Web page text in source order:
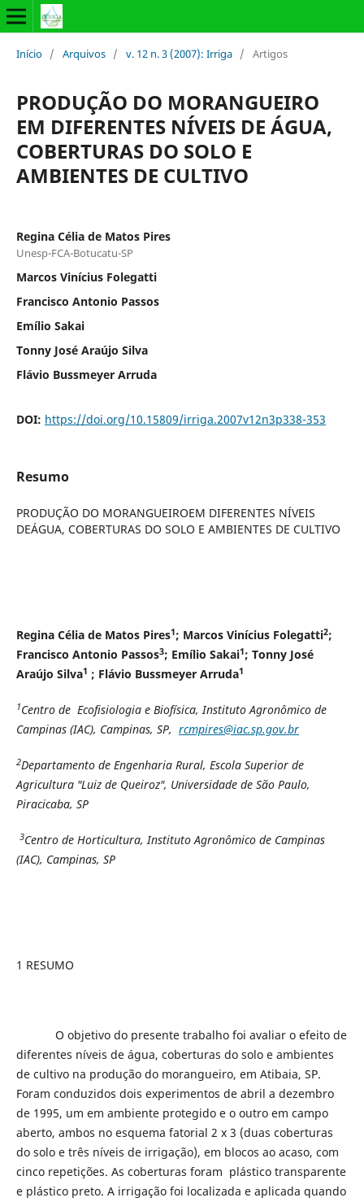
Início / Arquivos / v. 12 n. 3 (2007): Irriga / Artigos
PRODUÇÃO DO MORANGUEIRO
EM DIFERENTES NÍVEIS DE ÁGUA,
COBERTURAS DO SOLO E
AMBIENTES DE CULTIVO
Regina Célia de Matos Pires
Unesp-FCA-Botucatu-SP
Marcos Vinícius Folegatti
Francisco Antonio Passos
Emílio Sakai
Tonny José Araújo Silva
Flávio Bussmeyer Arruda
DOI: https://doi.org/10.15809/irriga.2007v12n3p338-353
Resumo
PRODUÇÃO DO MORANGUEIROEM DIFERENTES NÍVEIS
DEÁGUA, COBERTURAS DO SOLO E AMBIENTES DE CULTIVO
Regina Célia de Matos Pires1; Marcos Vinícius Folegatti2;
Francisco Antonio Passos3; Emílio Sakai1; Tonny José
Araújo Silva1 ; Flávio Bussmeyer Arruda1
1Centro de Ecofisiologia e Biofísica, Instituto Agronômico de
Campinas (IAC), Campinas, SP, rcmpires@iac.sp.gov.br
2Departamento de Engenharia Rural, Escola Superior de
Agricultura "Luiz de Queiroz", Universidade de São Paulo,
Piracicaba, SP
3Centro de Horticultura, Instituto Agronômico de Campinas
(IAC), Campinas, SP
1 RESUMO
O objetivo do presente trabalho foi avaliar o efeito de
diferentes níveis de água, coberturas do solo e ambientes
de cultivo na produção do morangueiro, em Atibaia, SP.
Foram conduzidos dois experimentos de abril a dezembro
de 1995, um em ambiente protegido e o outro em campo
aberto, ambos no esquema fatorial 2 x 3 (duas coberturas
do solo e três níveis de irrigação), em blocos ao acaso, com
cinco repetições. As coberturas foram plástico transparente
e plástico preto. A irrigação foi localizada e aplicada quando